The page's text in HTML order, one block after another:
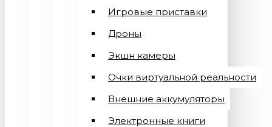
Игровые приставки
Дроны
Экшн камеры
Очки виртуальной реальности
Внешние аккумуляторы
Электронные книги